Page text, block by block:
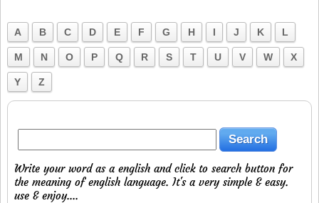
A B C D E F G H I J K L
M N O P Q R S T U V W X
Y Z
Write your word as a english and click to search button for
the meaning of english language. It's a very simple & easy.
use & enjoy....